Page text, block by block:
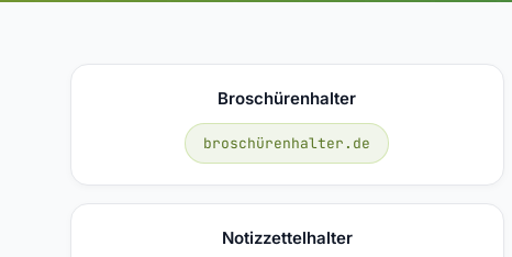
Broschürenhalter
broschürenhalter.de
Notizzettelhalter